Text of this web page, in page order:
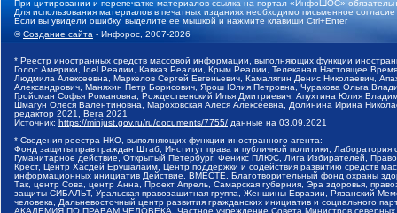
При цитировании и перепечатке материалов ссылка на портал «ИнфоШОС»
Для использования материалов в печатных изданиях необходимо письменное
Если вы увидели ошибку, выделите ее мышкой и нажмите клавиши Ctrl+Enter
©Создание сайта - Инфорос, 2007-2026
* Реестр иностранных средств массовой информации, выполняющих функции
Голос Америки, Idel.Реалии, Кавказ.Реалии, Крым.Реалии, Телеканал Настоящее
Людмила Алексеевна, Маркелов Сергей Евгеньевич, Камалягин Денис Николаевич,
Александрович, Маняхин Петр Борисович, Ярош Юлия Петровна, Чуракова Ольга
Гройсман Софья Романовна, Рождественский Илья Дмитриевич, Апухтина Юлия
Шмагун Олеся Валентиновна, Мароховская Алеся Алексеевна, Долинина Ирина
редактор 2021, Вега 2021
Источник: https://minjust.gov.ru/ru/documents/7755/ данные на 03.09.2021
* Сведения реестра НКО, выполняющих функции иностранного агента:
Фонд защиты прав граждан Штаб, Институт права и публичной политики,
Гуманитарное действие, Открытый Петербург, Феникс ПЛЮС, Лига Избирателей,
Крест, Центр Хасдей Ерушалаим, Центр поддержки и содействия развитию средств
информационных инициатив Действие, ВМЕСТЕ, Благотворительный фонд охраны
Так, центр Сова, центр Анна, Проект Апрель, Самарская губерния, Эра здоровья,
защиты СИБАЛЬТ, Уральская правозащитная группа, Женщины Евразии, Рязанский
человека, Дальневосточный центр развития гражданских инициатив и социального
АКАДЕМИЯ ПО ПРАВАМ ЧЕЛОВЕКА, Частное учреждение Совета Министров северных